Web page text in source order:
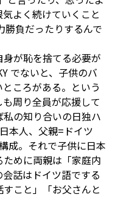
よく続けていくこと
勝負だったりするんで
が恥を捨てる必要が
でないと、子供のバ
ころがある。という
周り全員が応援して
の知り合いの日独ハ
本人、父親=ドイツ
成。それで子供に日本
めに両親は「家庭内
話はドイツ語でする
こと」「お父さんと